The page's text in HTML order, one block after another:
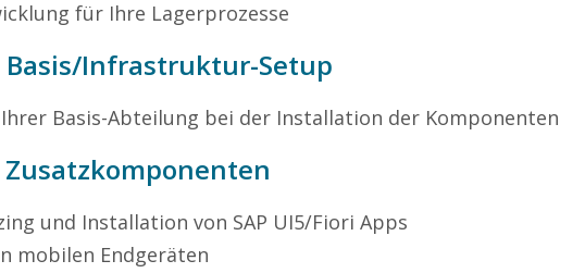
für Ihre Lagerprozesse
Basis/Infrastruktur-Setup
Basis-Abteilung bei der Installation der Komponenten
und Installation von SAP UI5/Fiori Apps
mobilen Endgeräten